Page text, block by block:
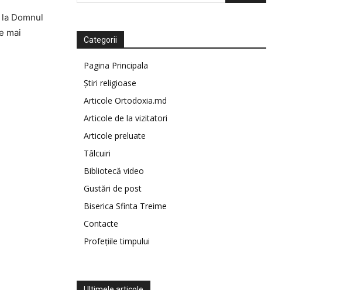
Domnul
mai
Categorii
Pagina Principala
Știri religioase
Articole Ortodoxia.md
Articole de la vizitatori
Articole preluate
Tâlcuiri
Bibliotecă video
Gustări de post
Biserica Sfinta Treime
Contacte
Profețiile timpului